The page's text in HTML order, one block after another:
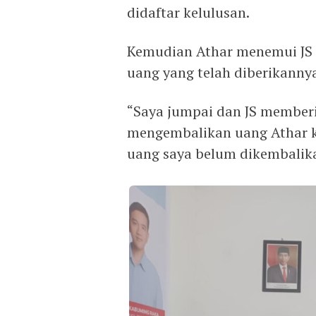
didaftar kelulusan.
Kemudian Athar menemui
uang yang telah
“Saya jumpai dan JS
mengembalikan uang Athar
uang saya belum